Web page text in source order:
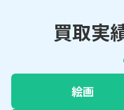
買取実
絵画